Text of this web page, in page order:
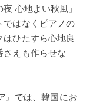
心地よい秋風」
ではなくピアノの
ひたすら心地良
さえも作らせな
』では、韓国にお